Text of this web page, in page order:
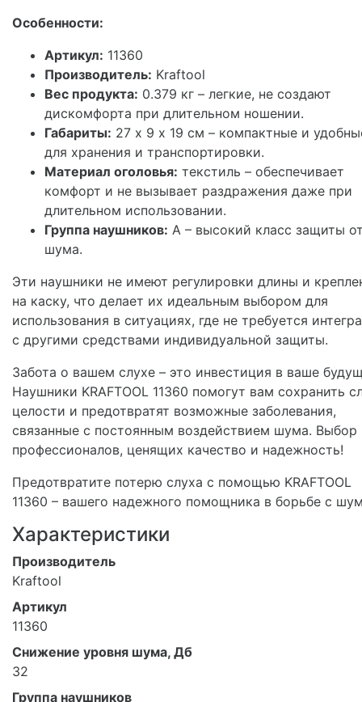
Особенности:
Артикул: 11360
Производитель: Kraftool
Вес продукта: 0.379 кг – легкие, не создают
дискомфорта при длительном ношении.
Габариты: 27 х 9 х 19 см – компактные и
для хранения и транспортировки.
Материал оголовья: текстиль – обеспечивает
комфорт и не вызывает раздражения даже при
длительном использовании.
Группа наушников: А – высокий класс защиты
шума.
Эти наушники не имеют регулировки длины и
на каску, что делает их идеальным выбором для
использования в ситуациях, где не требуется
с другими средствами индивидуальной защиты.
Забота о вашем слухе – это инвестиция в ваше
Наушники KRAFTOOL 11360 помогут вам сохранить
целости и предотвратят возможные заболевания,
связанные с постоянным воздействием шума. Выбор
профессионалов, ценящих качество и надежность!
Предотвратите потерю слуха с помощью KRAFTOOL
11360 – вашего надежного помощника в борьбе с
Характеристики
Производитель
Kraftool
Артикул
11360
Снижение уровня шума, Дб
32
Группа наушников